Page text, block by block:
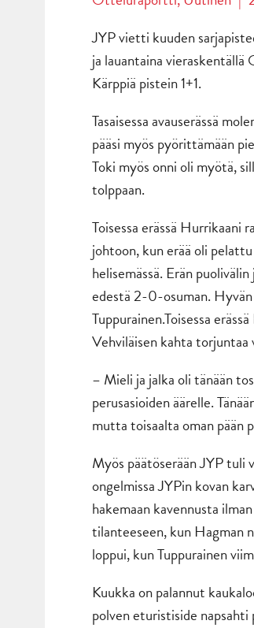
JYP vietti kuuden
ja lauantaina
Kärppiä pistein 1+1.
Tasaisessa avauserässä
pääsi myös pyörittämään
Toki myös onni oli myötä,
tolppaan.
Toisessa erässä Hurrikaani
johtoon, kun erää oli
helisemässä. Erän
edestä 2-0-osuman.
Tuppurainen.Toisessa
Vehviläisen kahta torjuntaa
– Mieli ja jalka oli tänään
perusasioiden äärelle.
mutta toisaalta oman pään
Myös päätöserään JYP tuli
ongelmissa JYPin kovan
hakemaan kavennusta
tilanteeseen, kun Hagman
loppui, kun Tuppurainen
Kuukka on palannut
polven eturistiside